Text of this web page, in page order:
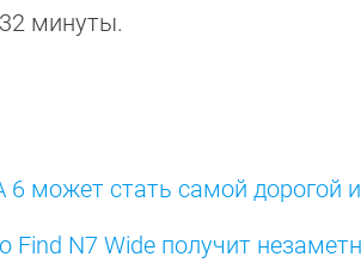
минуты.
6 может стать самой дорогой
N7 Wide получит